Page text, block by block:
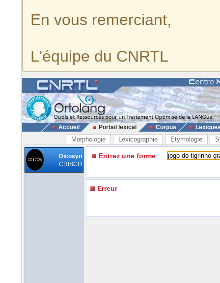
En vous remerciant,
L'équipe du CNRTL
Accueil Portail lexical Corpus
Morphologie Lexicographie Etymologie
Dicosyn
CRISCO
Entrez une forme
Erreur